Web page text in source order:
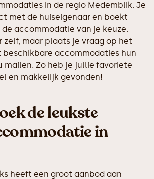
in de regio Medemblik. Je
met de huiseigenaar en boekt
accommodatie van je keuze.
zelf, maar plaats je vraag op het
beschikbare accommodaties hun
mailen. Zo heb je jullie favoriete
en makkelijk gevonden!
de leukste
in
heeft een groot aanbod aan